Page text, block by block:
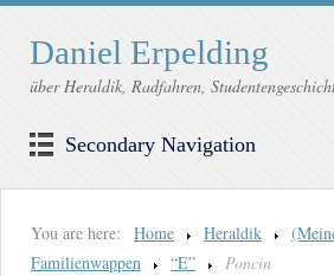
Daniel Erpelding
über Heraldik, Radfahren,
Secondary Navigation
You are here: Home Heraldik
Familienwappen
“E” Poncin